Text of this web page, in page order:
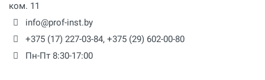
ком. 11
info@prof-inst.by
+375 (17) 227-03-84, +375 (29) 602-00-80
Пн-Пт 8:30-17:00